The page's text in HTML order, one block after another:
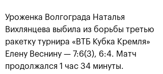
25 октября, 11:00 23 октября,
Уроженка Волгограда Наталья
Вихлянцева выбила из борьбы третью
ракетку турнира «ВТБ Кубка Кремля»
Елену Веснину — 7:6(3), 6:4. Матч
продолжался 1 час 34 минуты.